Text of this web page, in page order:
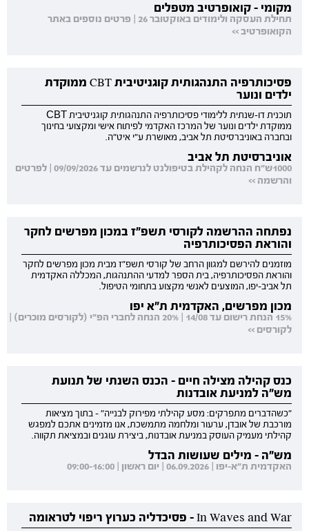
מקומי - קואופרטיב מטפלים
תחילת העסקה ולימודים באוקטובר 26 | פרטים נוספים באתר
הקואופרטיב >>
פסיכותרפיה התנהגותית קוגניטיבית CBT ממוקדת
ילדים ונוער
תוכנית דו-שנתית ללימודי פסיכותרפיה התנהגותית קוגניטיבית CBT
ממוקדת ילדים ונוער של המרכז האקדמי לפיתוח אישי ומקצועי בחינוך
ובחברה באוניברסיטת תל אביב, מאושרת ע"י איט"ה.
אוניברסיטת תל אביב
1000ש"ח הנחה לקהילת בטיפולנט לנרשמים עד 09/09/2026 | לפרטים
והרשמה >>
נפתחה ההרשמה לקורסי תשפ"ז במכון מפרשים לחקר
והוראת הפסיכותרפיה
מוזמנים להירשם למגוון הרחב של קורסי תשפ"ז מבית מכון מפרשים לחקר
והוראת הפסיכותרפיה, בית הספר למדעי ההתנהגות, המכללה האקדמית
תל אביב-יפו, המוצעים לאנשי מקצוע בתחומי הטיפול.
מכון מפרשים, האקדמית ת"א יפו
15% הנחת רישום עד 14/08 | 20% הנחה לחברי הפ"י (לקורסים מוכרים) |
לקורסים >>
כנס קהילה מצילה חיים - הכנס השנתי של תנועת
מש"ה למניעת אובדנות
"כשהדברים מתפרקים: מסע קהילתי מפירוק לבנייה" - בתוך מציאות
מורכבת של אובדן, ערעור ומלחמה מתמשכת, אנו מזמינים אתכם למפגש
קהילתי מעמיק העוסק במניעת אובדנות, ביצירת עוגנים ובמציאת תקווה.
מש"ה - מילים שעושות הבדל
האקדמית ת"א-יפו | 06.09.2026 | יום ראשון | 09:00-16:00
In Waves and War - פסיכדליה כערוץ ריפוי לטראומה